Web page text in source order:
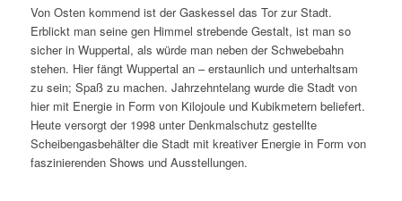
Von Osten kommend ist der Gaskessel das Tor zur Stadt.
Erblickt man seine gen Himmel strebende Gestalt, ist man so
sicher in Wuppertal, als würde man neben der Schwebebahn
stehen. Hier fängt Wuppertal an – erstaunlich und unterhaltsam
zu sein; Spaß zu machen. Jahrzehntelang wurde die Stadt von
hier mit Energie in Form von Kilojoule und Kubikmetern beliefert.
Heute versorgt der 1998 unter Denkmalschutz gestellte
Scheibengasbehälter die Stadt mit kreativer Energie in Form von
faszinierenden Shows und Ausstellungen.